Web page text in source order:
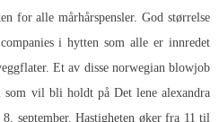
for alle mårhårspensler. God størrelse
i hytten som alle er innredet
Et av disse norwegian blowjob
som vil bli holdt på Det lene alexandra
september. Hastigheten øker fra 11 til